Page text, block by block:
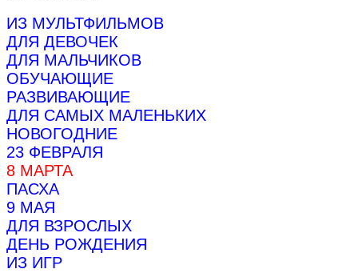
ИЗ МУЛЬТФИЛЬМОВ
ДЛЯ ДЕВОЧЕК
ДЛЯ МАЛЬЧИКОВ
ОБУЧАЮЩИЕ
РАЗВИВАЮЩИЕ
ДЛЯ САМЫХ МАЛЕНЬКИХ
НОВОГОДНИЕ
23 ФЕВРАЛЯ
8 МАРТА
ПАСХА
9 МАЯ
ДЛЯ ВЗРОСЛЫХ
ДЕНЬ РОЖДЕНИЯ
ИЗ ИГР